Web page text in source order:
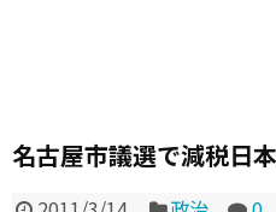
名古屋市議選で減税日